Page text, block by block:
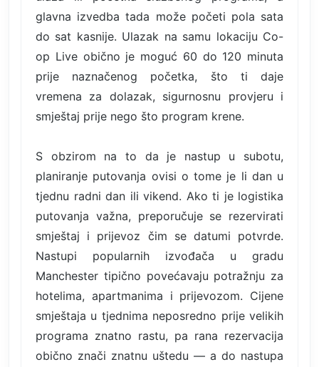
glavna izvedba tada može početi pola sata
do sat kasnije. Ulazak na samu lokaciju Co-
op Live obično je moguć 60 do 120 minuta
prije naznačenog početka, što ti daje
vremena za dolazak, sigurnosnu provjeru i
smještaj prije nego što program krene.
S obzirom na to da je nastup u subotu,
planiranje putovanja ovisi o tome je li dan u
tjednu radni dan ili vikend. Ako ti je logistika
putovanja važna, preporučuje se rezervirati
smještaj i prijevoz čim se datumi potvrde.
Nastupi popularnih izvođača u gradu
Manchester tipično povećavaju potražnju za
hotelima, apartmanima i prijevozom. Cijene
smještaja u tjednima neposredno prije velikih
programa znatno rastu, pa rana rezervacija
obično znači znatnu uštedu — a do nastupa